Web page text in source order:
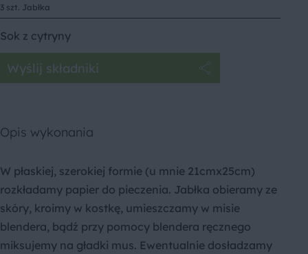
3 szt. Jabłka
Sok z cytryny
Wyślij składniki
Opis wykonania
W płaskiej, szerokiej formie (u mnie 21cmx25cm)
rozkładamy papier do pieczenia. Jabłka obieramy ze
skóry, kroimy w kostkę, umieszczamy w misie
blendera, bądź przy pomocy blendera ręcznego
miksujemy na gładki mus. Ewentualnie dosładzamy